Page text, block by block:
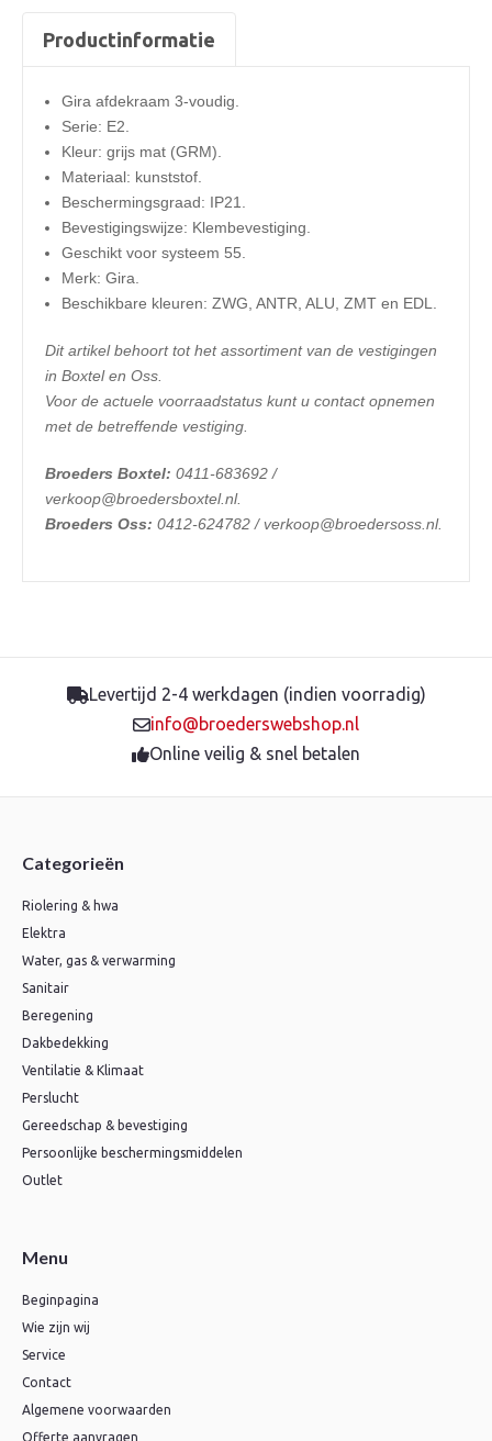
Productinformatie
Gira afdekraam 3-voudig.
Serie: E2.
Kleur: grijs mat (GRM).
Materiaal: kunststof.
Beschermingsgraad: IP21.
Bevestigingswijze: Klembevestiging.
Geschikt voor systeem 55.
Merk: Gira.
Beschikbare kleuren: ZWG, ANTR, ALU, ZMT en EDL.
Dit artikel behoort tot het assortiment van de vestigingen
in Boxtel en Oss.
Voor de actuele voorraadstatus kunt u contact opnemen
met de betreffende vestiging.
Broeders Boxtel: 0411-683692 /
verkoop@broedersboxtel.nl.
Broeders Oss: 0412-624782 / verkoop@broedersoss.nl.
Levertijd 2-4 werkdagen (indien voorradig)
info@broederswebshop.nl
Online veilig & snel betalen
Categorieën
Riolering & hwa
Elektra
Water, gas & verwarming
Sanitair
Beregening
Dakbedekking
Ventilatie & Klimaat
Perslucht
Gereedschap & bevestiging
Persoonlijke beschermingsmiddelen
Outlet
Menu
Beginpagina
Wie zijn wij
Service
Contact
Algemene voorwaarden
Offerte aanvragen